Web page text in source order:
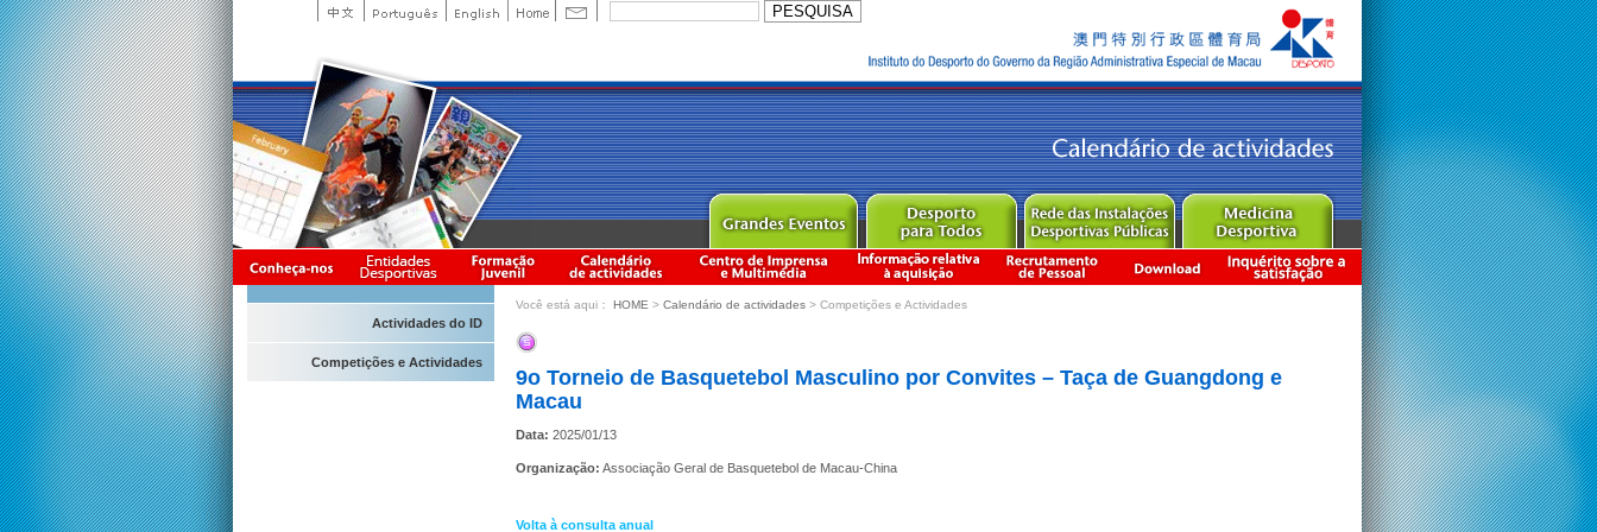
Actividades do ID
Competições e Actividades
Você está aqui： HOME > Calendário de actividades > Competições e Actividades
9o Torneio de Basquetebol Masculino por Convites – Taça de Guangdong e
Macau
Data: 2025/01/13
Organização: Associação Geral de Basquetebol de Macau-China
Volta à consulta anual